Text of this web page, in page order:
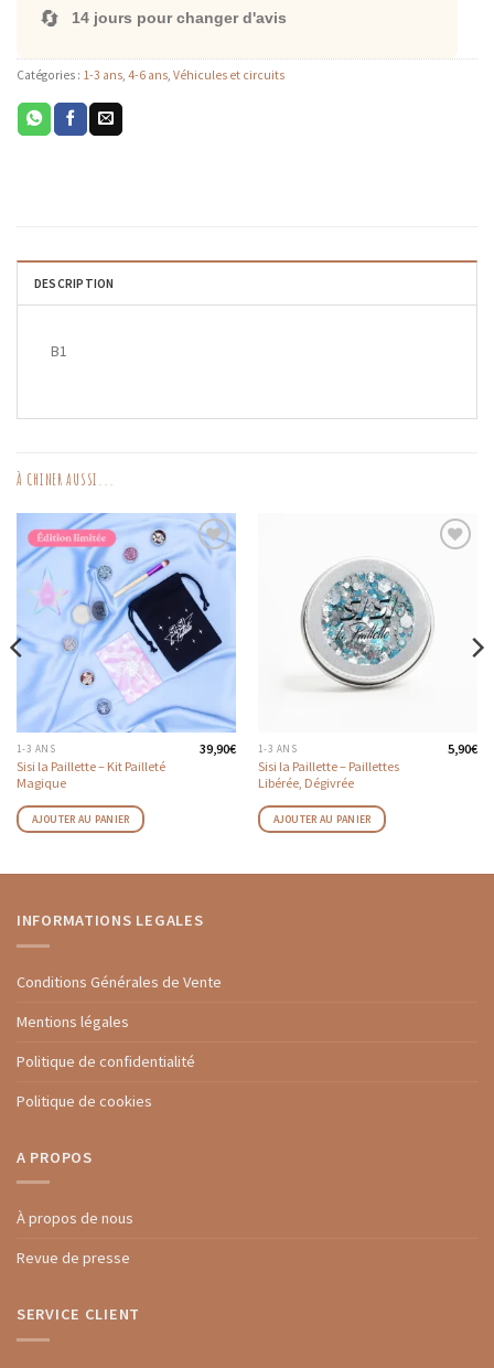
🔄 14 jours pour changer d'avis
Catégories : 1-3 ans 4-6 ans Véhicules et circuits
DESCRIPTION
B1
À CHINER AUSSI...
AJOUTER
AUX
FAVORIS
1-3 ANS
Sisi la Paillette – Kit Pailleté
Magique
39,90€
AJOUTER AU PANIER
AUX
FAVORIS
1-3 ANS
Sisi la Paillette – Paillettes
Libérée, Dégivrée
5,90€
AJOUTER AU PANIER
INFORMATIONS LEGALES
Conditions Générales de Vente
Mentions légales
Politique de confidentialité
Politique de cookies
A PROPOS
À propos de nous
Revue de presse
SERVICE CLIENT